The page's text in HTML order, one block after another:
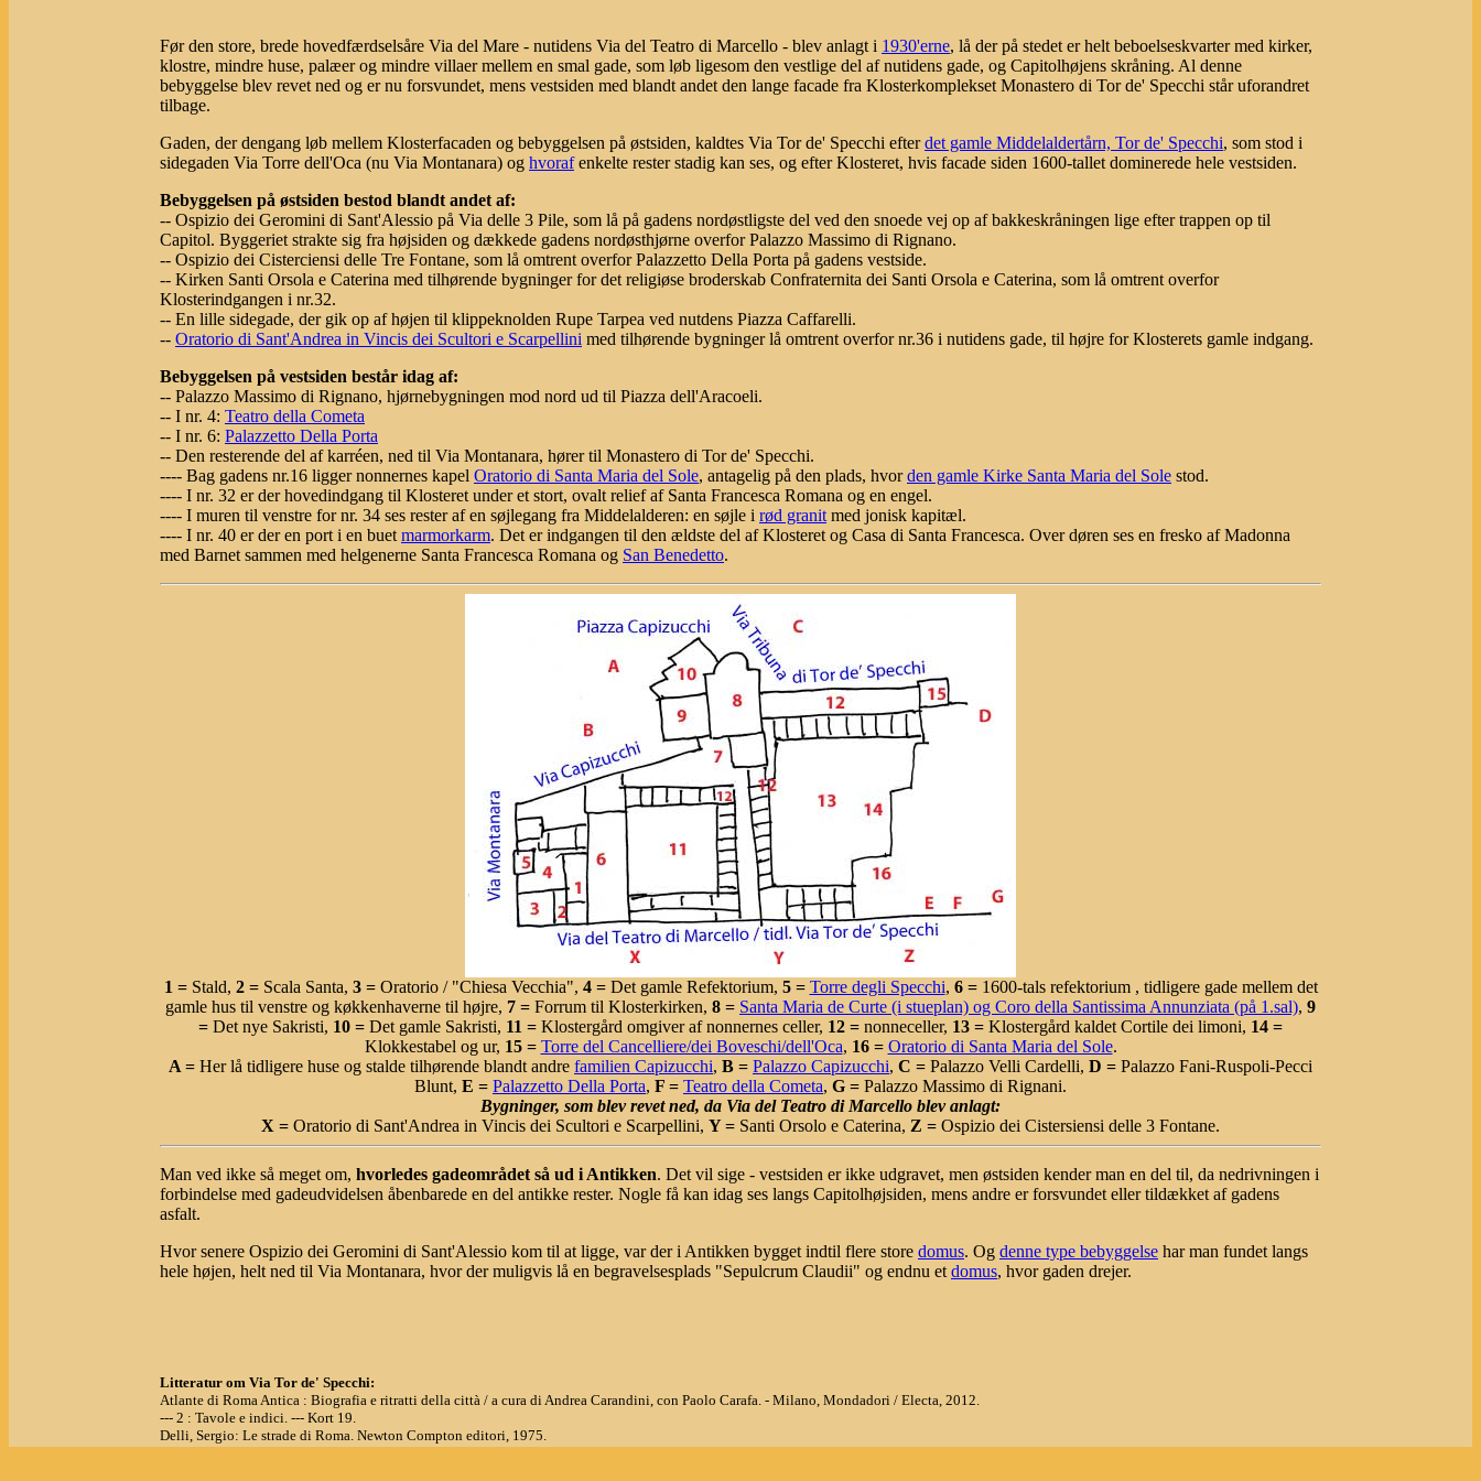
Før den store, brede hovedfærdselsåre Via del Mare - nutidens Via del Teatro di Marcello - blev anlagt i 1930'erne, lå der på stedet er helt beboelseskvarter med kirker,
klostre, mindre huse, palæer og mindre villaer mellem en smal gade, som løb ligesom den vestlige del af nutidens gade, og Capitolhøjens skråning. Al denne
bebyggelse blev revet ned og er nu forsvundet, mens vestsiden med blandt andet den lange facade fra Klosterkomplekset Monastero di Tor de' Specchi står uforandret
tilbage.
Gaden, der dengang løb mellem Klosterfacaden og bebyggelsen på østsiden, kaldtes Via Tor de' Specchi efterdet gamle Middelaldertårn, Tor de' Specchi, som stod i
sidegaden Via Torre dell'Oca (nu Via Montanara) og hvorafenkelte rester stadig kan ses, og efter Klosteret, hvis facade siden 1600-tallet dominerede hele vestsiden.
Bebyggelsen på østsiden bestod blandt andet af:
-- Ospizio dei Geromini di Sant'Alessio på Via delle 3 Pile, som lå på gadens nordøstligste del ved den snoede vej op af bakkeskråningen lige efter trappen op til
Capitol. Byggeriet strakte sig fra højsiden og dækkede gadens nordøsthjørne overfor Palazzo Massimo di Rignano.
-- Ospizio dei Cisterciensi delle Tre Fontane, som lå omtrent overfor Palazzetto Della Porta på gadens vestside.
-- Kirken Santi Orsola e Caterina med tilhørende bygninger for det religiøse broderskab Confraternita dei Santi Orsola e Caterina, som lå omtrent overfor
Klosterindgangen i nr.32.
-- En lille sidegade, der gik op af højen til klippeknolden Rupe Tarpea ved nutdens Piazza Caffarelli.
-- Oratorio di Sant'Andrea in Vincis dei Scultori e Scarpellini med tilhørende bygninger lå omtrent overfor nr.36 i nutidens gade, til højre for Klosterets gamle indgang.
Bebyggelsen på vestsiden består idag af:
-- Palazzo Massimo di Rignano, hjørnebygningen mod nord ud til Piazza dell'Aracoeli.
-- I nr. 4: Teatro della Cometa
-- I nr. 6: Palazzetto Della Porta
-- Den resterende del af karréen, ned til Via Montanara, hører til Monastero di Tor de' Specchi.
---- Bag gadens nr.16 ligger nonnernes kapel Oratorio di Santa Maria del Sole, antagelig på den plads, hvorden gamle Kirke Santa Maria del Sole stod.
---- I nr. 32 er der hovedindgang til Klosteret under et stort, ovalt relief af Santa Francesca Romana og en engel.
---- I muren til venstre for nr. 34 ses rester af en søjlegang fra Middelalderen: en søjle i rød granit med jonisk kapitæl.
---- I nr. 40 er der en port i en buet marmorkarm. Det er indgangen til den ældste del af Klosteret og Casa di Santa Francesca. Over døren ses en fresko af Madonna
med Barnet sammen med helgenerne Santa Francesca Romana og San Benedetto.
1 = Stald, 2 = Scala Santa, 3 = Oratorio / "Chiesa Vecchia", 4 = Det gamle Refektorium, 5 = Torre degli Specchi, 6 =1600-tals refektorium , tidligere gade mellem det
gamle hus til venstre og køkkenhaverne til højre, 7 = Forrum til Klosterkirken, 8 = Santa Maria de Curte (i stueplan) og Coro della Santissima Annunziata (på 1.sal), 9
= Det nye Sakristi, 10 = Det gamle Sakristi, 11 = Klostergård omgiver af nonnernes celler, 12 = nonneceller, 13 = Klostergård kaldet Cortile dei limoni, 14 =
Klokkestabel og ur, 15 = Torre del Cancelliere/dei Boveschi/dell'Oca, 16 = Oratorio di Santa Maria del Sole.
A = Her lå tidligere huse og stalde tilhørende blandt andre familien Capizucchi, B = Palazzo Capizucchi, C = Palazzo Velli Cardelli, D = Palazzo Fani-Ruspoli-Pecci
Blunt, E = Palazzetto Della Porta, F = Teatro della Cometa, G = Palazzo Massimo di Rignani.
Bygninger, som blev revet ned, da Via del Teatro di Marcello blev anlagt:
X = Oratorio di Sant'Andrea in Vincis dei Scultori e Scarpellini, Y = Santi Orsolo e Caterina, Z = Ospizio dei Cistersiensi delle 3 Fontane.
Man ved ikke så meget om, hvorledes gadeområdet så ud i Antikken. Det vil sige - vestsiden er ikke udgravet, men østsiden kender man en del til, da nedrivningen i
forbindelse med gadeudvidelsen åbenbarede en del antikke rester. Nogle få kan idag ses langs Capitolhøjsiden, mens andre er forsvundet eller tildækket af gadens
asfalt.
Hvor senere Ospizio dei Geromini di Sant'Alessio kom til at ligge, var der i Antikken bygget indtil flere store domus. Og denne type bebyggelse har man fundet langs
hele højen, helt ned til Via Montanara, hvor der muligvis lå en begravelsesplads "Sepulcrum Claudii" og endnu et domus, hvor gaden drejer.
Litteratur om Via Tor de' Specchi:
Atlante di Roma Antica : Biografia e ritratti della città / a cura di Andrea Carandini, con Paolo Carafa. - Milano, Mondadori / Electa, 2012.
--- 2 : Tavole e indici. --- Kort 19.
Delli, Sergio: Le strade di Roma. Newton Compton editori, 1975.